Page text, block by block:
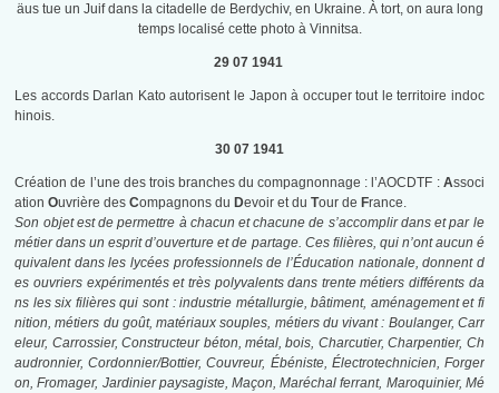
äus tue un Juif dans la citadelle de Berdychiv, en Ukraine. À tort, on aura long
temps localisé cette photo à Vinnitsa.
29 07 1941
Les accords Darlan Kato autorisent le Japon à occuper tout le territoire indoc
hinois.
30 07 1941
Création de l’une des trois branches du compagnonnage : l’AOCDTF :Associ
ationOuvrière desCompagnons du Devoir et du Tour de France.
Son objet est de permettre à chacun et chacune de s’accomplir dans et par le
métier dans un esprit d’ouverture et de partage. Ces filières, qui n’ont aucun é
quivalent dans les lycées professionnels de l’Éducation nationale, donnent d
es ouvriers expérimentés et très polyvalentsdans trente métiers différents da
ns les six filières qui sont : industrie métallurgie, bâtiment, aménagement et fi
nition, métiers du goût, matériaux souples, métiers du vivant : Boulanger, Carr
eleur, Carrossier, Constructeur béton, métal, bois, Charcutier, Charpentier, Ch
audronnier, Cordonnier/Bottier, Couvreur, Ébéniste, Électrotechnicien, Forger
on, Fromager, Jardinier paysagiste, Maçon, Maréchal ferrant, Maroquinier, Mé